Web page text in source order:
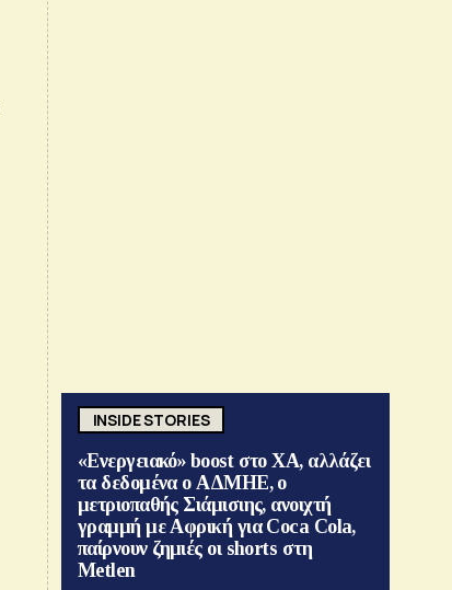
INSIDE STORIES
«Ενεργειακό» boost στο ΧΑ, αλλάζει
τα δεδομένα ο ΑΔΜΗΕ, ο
μετριοπαθής Σιάμισιης, ανοιχτή
γραμμή με Αφρική για Coca Cola,
παίρνουν ζημιές οι shorts στη
Metlen